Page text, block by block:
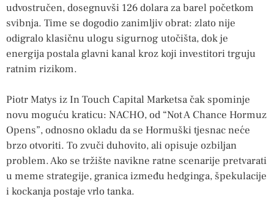
udvostručen, dosegnuvši 126 dolara za barel početkom
svibnja. Time se dogodio zanimljiv obrat: zlato nije
odigralo klasičnu ulogu sigurnog utočišta, dok je
energija postala glavni kanal kroz koji investitori trguju
ratnim rizikom.
Piotr Matys iz In Touch Capital Marketsa čak spominje
novu moguću kraticu: NACHO, od “Not A Chance Hormuz
Opens”, odnosno okladu da se Hormuški tjesnac neće
brzo otvoriti. To zvuči duhovito, ali opisuje ozbiljan
problem. Ako se tržište navikne ratne scenarije pretvarati
u meme strategije, granica između hedginga, špekulacije
i kockanja postaje vrlo tanka.